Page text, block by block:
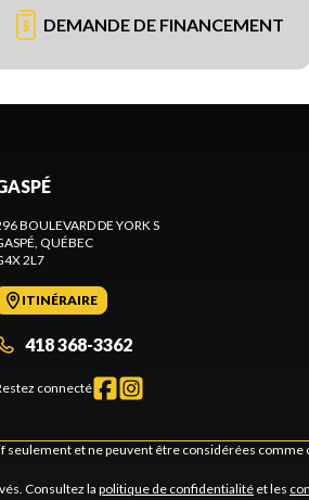
DEMANDE DE FINANCEMENT
BOULEVARD DE YORK S
, QUÉBEC
2L7
ITINÉRAIRE
418 368-3362
connecté
seulement et ne peuvent être considérées
Consultez la politique de confidentialité et les